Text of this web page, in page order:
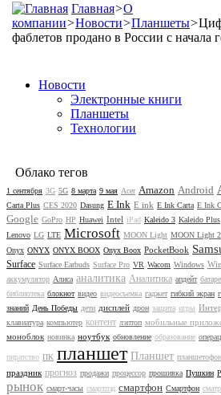
Главная>О
компании>Новости>Планшеты>
фаблетов продано в России с начала
Новости
Электронные книги
Планшеты
Технологии
Облако тегов
1 сентября 3G 5G 8 марта 9 мая Acer Amazon Android
Carta Plus CES 2020 Dasung E Ink E ink E Ink Carta E Ink
Google GoPro HP Huawei Intel iPad Kaleido 3 Kaleido Plus
Lenovo LG LTE Microsoft MOON Light MOON Light 2
Onyx ONYX ONYX BOOX Onyx Boox PocketBook
Surface Surface Earbuds Surface Pro VR Wacom Windows
аккумулятор Алиса аналитика Аналитика апдейт
библиотека блокнот видео видеосъемка гаджет гибкий экран
знаний День Победы дети дисплей дрон защита игры
клавиатура компьютер контент лэптоп мобильные
моноблок новинка ноутбук обновление образование
пиратство ПК планшет Планшет планшетофон
праздник прогноз продажи процессор прошивка Пушкин
рынок смарт-часы смартпэд смартфон Смартфон